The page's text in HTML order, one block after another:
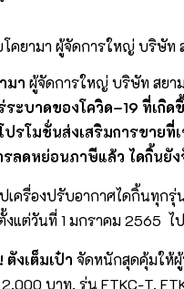
โคยามา ผู้จัดการใหญ่ บริษัท
มา ผู้จัดการใหญ่ บริษัท สยา
ระบาดของโควิด–19 ที่เกิ
รโมชั่นส่งเสริมการขายที่
ลดหย่อนภาษีแล้ว ไดกิ้น
เครื่องปรับอากาศไดกิ้นทุก
งแต่วันที่ 1 มกราคม 2565
! ตังเต็มเป๋า จัดหนักสุดคุ้มให้
บาท, รุ่น FTKC-T,